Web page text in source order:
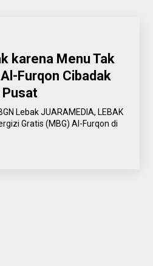
karena Menu Tak
Furqon Cibadak
Pusat
Lebak JUARAMEDIA, LEBAK
Gratis (MBG) Al-Furqon di